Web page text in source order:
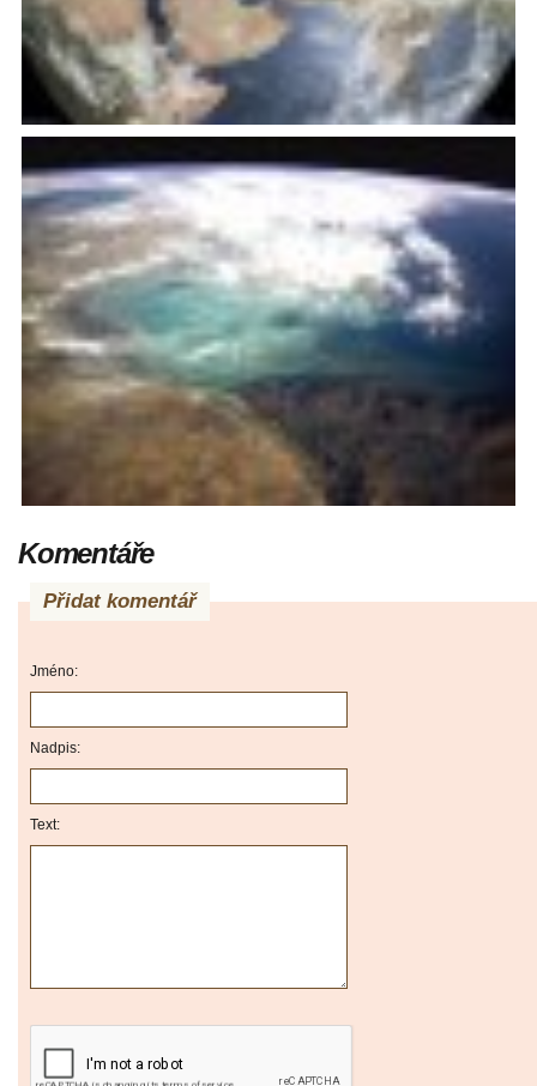
Komentáře
Přidat komentář
Jméno:
Nadpis:
Text: